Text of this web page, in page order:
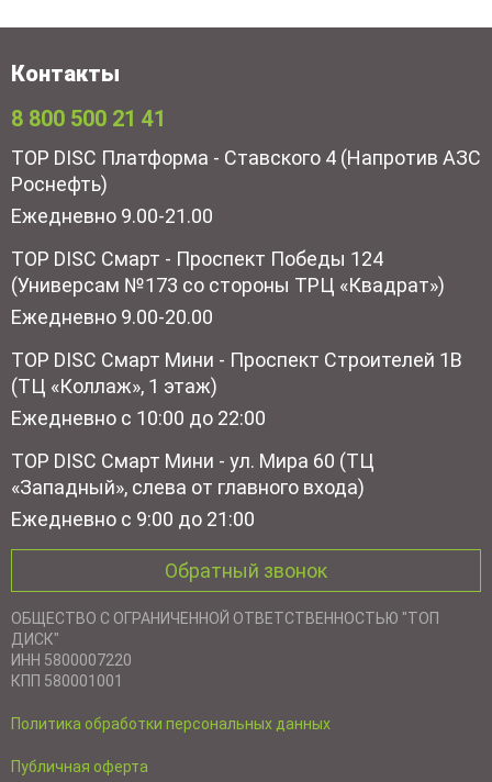
Контакты
8 800 500 21 41
TOP DISC Платформа - Ставского 4 (Напротив АЗС
Роснефть)
Ежедневно 9.00-21.00
TOP DISC Смарт - Проспект Победы 124
(Универсам №173 со стороны ТРЦ «Квадрат»)
Ежедневно 9.00-20.00
TOP DISC Смарт Мини - Проспект Строителей 1В
(ТЦ «Коллаж», 1 этаж)
Ежедневно с 10:00 до 22:00
TOP DISC Смарт Мини - ул. Мира 60 (ТЦ
«Западный», слева от главного входа)
Ежедневно с 9:00 до 21:00
Обратный звонок
ОБЩЕСТВО С ОГРАНИЧЕННОЙ ОТВЕТСТВЕННОСТЬЮ "ТОП
ДИСК"
ИНН 5800007220
КПП 580001001
Политика обработки персональных данных
Публичная оферта